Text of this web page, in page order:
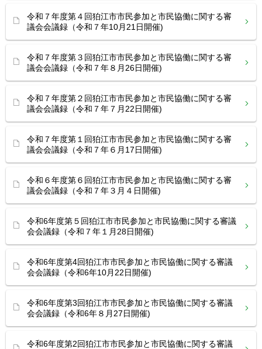
令和７年度第４回狛江市市民参加と市民協働に関する審
議会会議録（令和７年10月21日開催)
令和７年度第３回狛江市市民参加と市民協働に関する審
議会会議録（令和７年８月26日開催)
令和７年度第２回狛江市市民参加と市民協働に関する審
議会会議録（令和７年７月22日開催)
令和７年度第１回狛江市市民参加と市民協働に関する審
議会会議録（令和７年６月17日開催)
令和６年度第６回狛江市市民参加と市民協働に関する審
議会会議録（令和７年３月４日開催)
令和6年度第５回狛江市市民参加と市民協働に関する審議
会会議録（令和７年１月28日開催)
令和6年度第4回狛江市市民参加と市民協働に関する審議
会会議録（令和6年10月22日開催)
令和6年度第3回狛江市市民参加と市民協働に関する審議
会会議録（令和6年８月27日開催)
令和6年度第2回狛江市市民参加と市民協働に関する審議